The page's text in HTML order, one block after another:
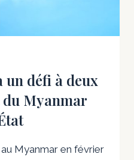
un défi à deux
Myanmar
Myanmar en février